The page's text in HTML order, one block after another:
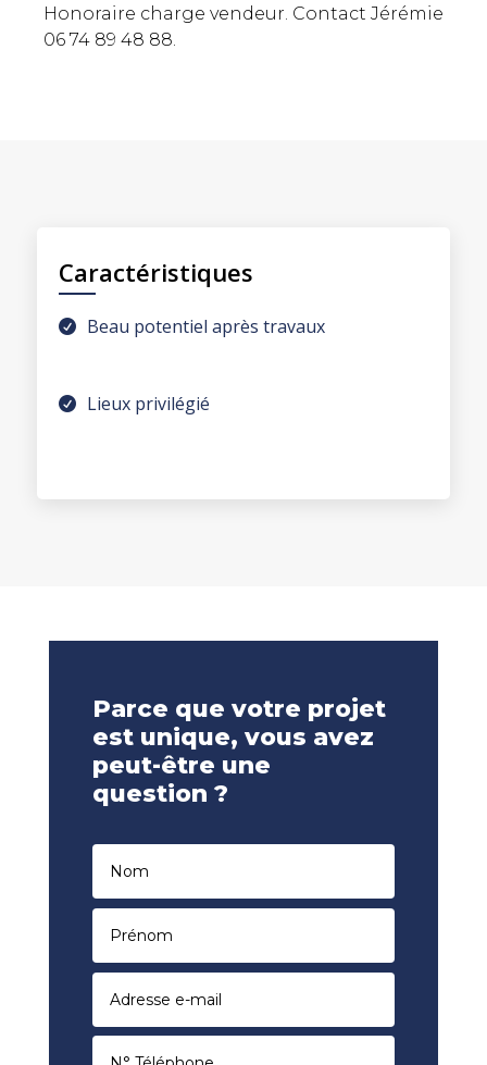
Honoraire charge vendeur. Contact Jérémie
06 74 89 48 88.
Caractéristiques
Beau potentiel après travaux
Lieux privilégié
Parce que votre projet
est unique, vous avez
peut-être une
question ?